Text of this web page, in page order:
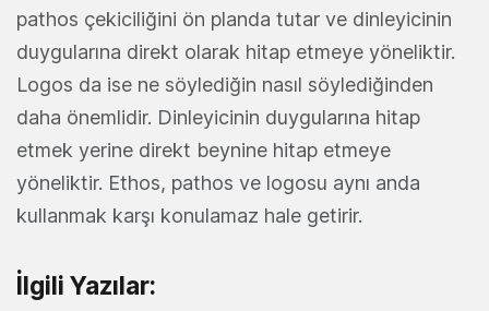
pathos çekiciliğini ön planda tutar ve dinleyicinin
duygularına direkt olarak hitap etmeye yöneliktir.
Logos da ise ne söylediğin nasıl söylediğinden
daha önemlidir. Dinleyicinin duygularına hitap
etmek yerine direkt beynine hitap etmeye
yöneliktir. Ethos, pathos ve logosu aynı anda
kullanmak karşı konulamaz hale getirir.
İlgili Yazılar: